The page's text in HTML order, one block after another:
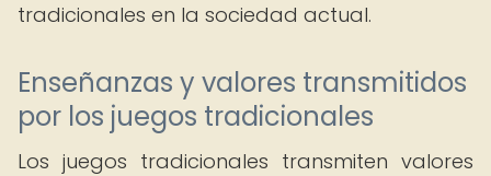
tradicionales en la sociedad actual.
Enseñanzas y valores transmitidos
por los juegos tradicionales
Los juegos tradicionales transmiten valores